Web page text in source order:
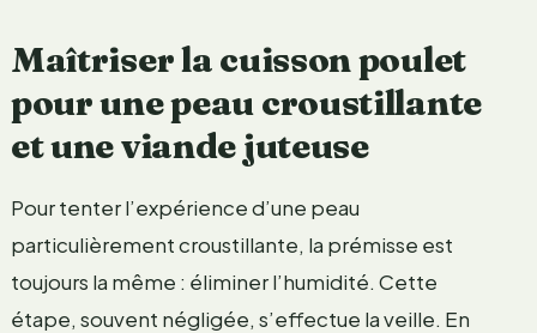
Maîtriser la cuisson poulet
pour une peau croustillante
et une viande juteuse
Pour tenter l’expérience d’une peau
particulièrement croustillante, la prémisse est
toujours la même : éliminer l’humidité. Cette
étape, souvent négligée, s’effectue la veille. En